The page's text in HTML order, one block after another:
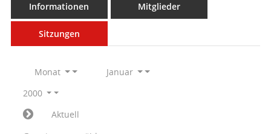
Informationen Mitglieder
Sitzungen
Monat
Januar
2000
Aktuell